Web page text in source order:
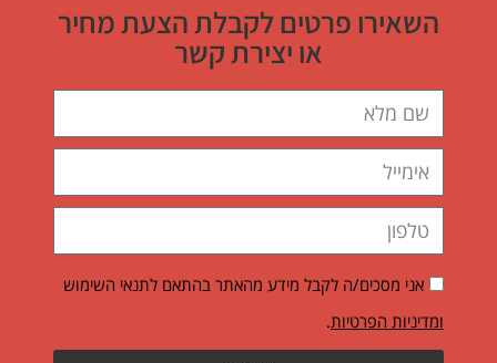
השאירו פרטים לקבלת הצעת מחיר
או יצירת קשר
אני מסכים/ה לקבל מידע מהאתר בהתאם לתנאי השימוש
ומדיניות הפרטיות.